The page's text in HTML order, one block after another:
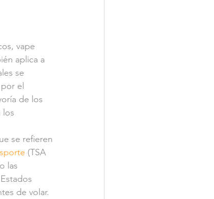
vape
aplica a
se
el
de los
los
se refieren
(TSA
las
de volar.